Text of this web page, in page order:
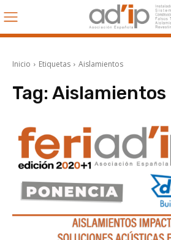
Inicio Etiquetas Aislamientos
Tag: Aislamientos